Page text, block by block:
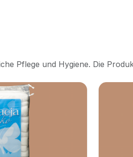
Pflege und Hygiene. Die